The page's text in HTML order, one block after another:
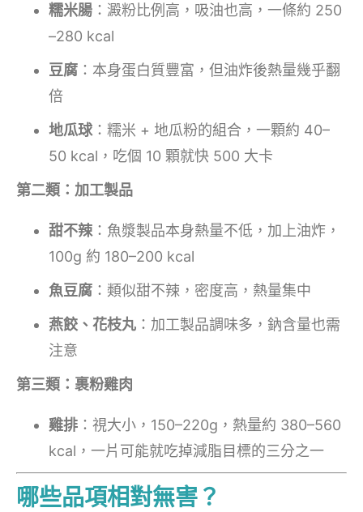
糯米腸 ：澱粉比例高，吸油也高，一條約 250
–280 kcal
豆腐 ：本身蛋白質豐富，但油炸後熱量幾乎翻
倍
地瓜球 ：糯米 + 地瓜粉的組合，一顆約 40–
50 kcal，吃個 10 顆就快 500 大卡
第二類：加工製品
甜不辣 ：魚漿製品本身熱量不低，加上油炸，
100g 約 180–200 kcal
魚豆腐 ：類似甜不辣，密度高，熱量集中
燕餃、花枝丸 ：加工製品調味多，鈉含量也需
注意
第三類：裹粉雞肉
雞排 ：視大小，150–220g，熱量約 380–560
kcal，一片可能就吃掉減脂目標的三分之一
哪些品項相對無害？